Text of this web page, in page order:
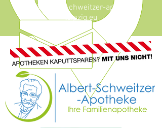
info@albert-schweitzer-apotheke-
leipzig.eu